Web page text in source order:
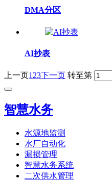
DMA分区
AI抄表
上一页1 23下一页 转至第
智慧水务
水源地监测
水厂自动化
漏损管理
智慧水务系统
二次供水管理